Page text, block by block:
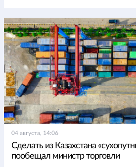
04 августа, 14:06
Сделать из Казахстана
пообещал министр торговли